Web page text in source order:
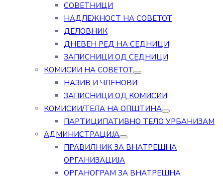
СОВЕТНИЦИ
НАДЛЕЖНОСТ НА СОВЕТОТ
ДЕЛОВНИК
ДНЕВЕН РЕД НА СЕДНИЦИ
ЗАПИСНИЦИ ОД СЕДНИЦИ
КОМИСИИ НА СОВЕТОТ
НАЗИВ И ЧЛЕНОВИ
ЗАПИСНИЦИ ОД КОМИСИИ
КОМИСИИ/ТЕЛА НА ОПШТИНА
ПАРТИЦИПАТИВНО ТЕЛО УРБАНИЗАМ
АДМИНИСТРАЦИЈА
ПРАВИЛНИК ЗА ВНАТРЕШНА
ОРГАНИЗАЦИЈА
ОРГАНОГРАМ ЗА ВНАТРЕШНА